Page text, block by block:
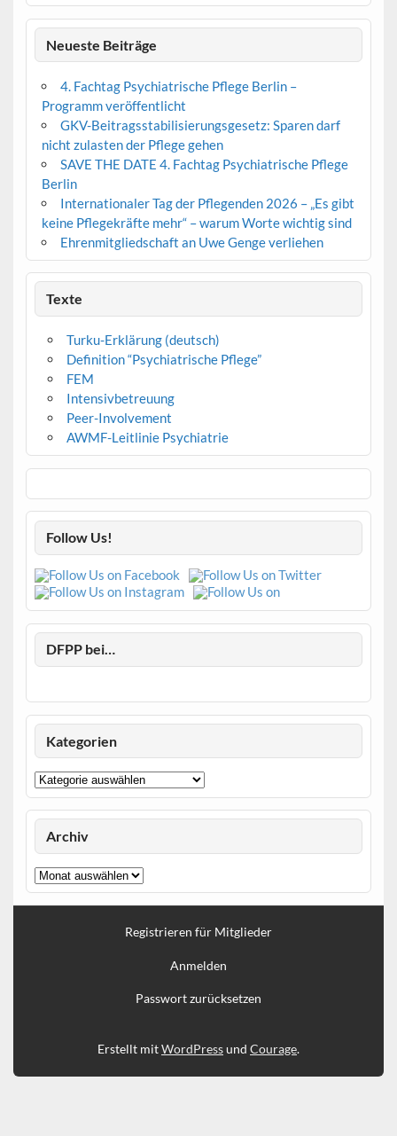
Neueste Beiträge
4. Fachtag Psychiatrische Pflege Berlin –
Programm veröffentlicht
GKV-Beitragsstabilisierungsgesetz: Sparen darf
nicht zulasten der Pflege gehen
SAVE THE DATE 4. Fachtag Psychiatrische Pflege
Berlin
Internationaler Tag der Pflegenden 2026 – „Es gibt
keine Pflegekräfte mehr“ – warum Worte wichtig sind
Ehrenmitgliedschaft an Uwe Genge verliehen
Texte
Turku-Erklärung (deutsch)
Definition “Psychiatrische Pflege”
FEM
Intensivbetreuung
Peer-Involvement
AWMF-Leitlinie Psychiatrie
Follow Us!
DFPP bei…
Kategorien
Kategorien
Archiv
Archiv
Registrieren für Mitglieder
Anmelden
Passwort zurücksetzen
Erstellt mitWordPressund Courage.